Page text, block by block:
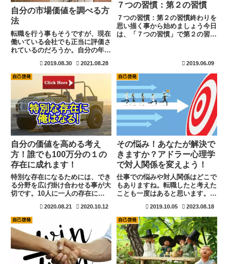
自分の市場価値を調べる方
法
転職を行う事もそうですが、現在
働いている会社でも正当に評価さ
れているのだろうか。自分の年収
ありませんか？簡単に、現在の自
分の市場価値を知る方法をお教え
致します。現在の市場価値を考え
ると年収が一番イメージし易いと
思います。
2019.08.30 2021.08.28
７つの習慣：第２の習慣
７つの習慣：第２の習慣終わりを
思い描く事から始めましょう今日
は、「７つの習慣」で第２の習
のなりたい姿」を書いて見て下さ
い。そんなに大がかりなものでな
く...
2019.06.09
自己啓発
自分の価値を高める考え
方！誰でも100万分の１の
存在に成れます！
特別な存在になるためには、でき
る分野を広げ掛け合わせる事が大
切です。10人に一人の存在にな
す事で100人に一人になることも
可能です。100人に一人の存在に
なれれば、２つの項目で100人に
一人の存在になると、掛け合わせ
て1万人に一人の存在になれま
す。堀江貴文氏はこれを多動力と
呼びます。
2020.08.21 2020.10.12
自己啓発
その悩み！あなたが解決で
きますか？アドラー心理学
で対人関係を変えよう！
仕事での悩みや対人関係はどこで
もありますね。転職したと考えた
ことも一度はあると思います。そ
ょう。アドラー心理学の「嫌われ
る勇気」です。この本を読むと人
間関係が解決するだけでなく、自
分自身が過去を振り返らずに未来
に見けて歩んでいけるようになり
ます。副業など時間を作りたいと
きにも効果的です。
2019.10.05 2023.08.18
自己啓発 自己啓発